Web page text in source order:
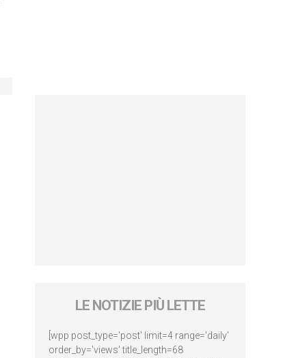
LE NOTIZIE PIÙ LETTE
[wpp post_type='post' limit=4 range='daily'
order_by='views' title_length=68